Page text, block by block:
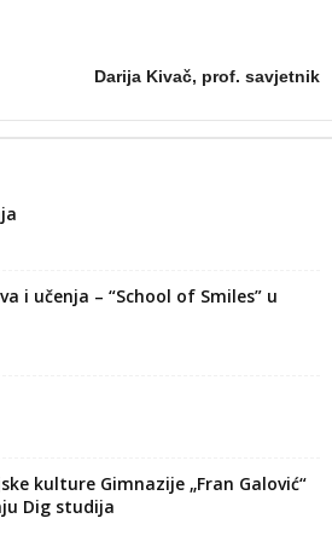
Darija Kivač, prof. savjetnik
i učenja – “School of Smiles” u
kulture Gimnazije „Fran Galović“
Dig studija